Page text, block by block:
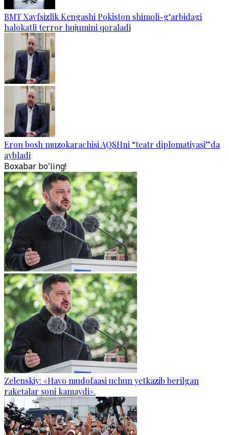
BMT Xavfsizlik Kengashi Pokiston shimoli-g‘arbidagi
halokatli terror hujumini qoraladi
Eron bosh muzokarachisi AQSHni “teatr diplomatiyasi”da
aybladi
Boxabar bo'ling!
Zelenskiy: «Havo mudofaasi uchun yetkazib berilgan
raketalar soni kamaydi».